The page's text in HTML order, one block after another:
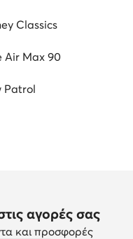
Classics
Air Max 90
Patrol
αγορές σας
και προσφορές